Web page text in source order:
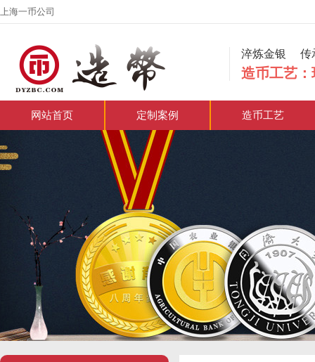
上海一币公司
淬炼金
造币工艺
网站首页 定制案例 造币工艺